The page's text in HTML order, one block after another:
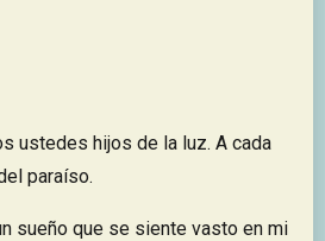
ustedes hijos de la luz. A cada
paraíso.
sueño que se siente vasto en mi